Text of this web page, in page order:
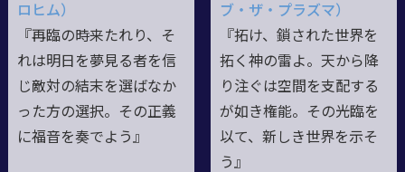
ロヒム）
『再臨の時来たれり、そ
れは明日を夢見る者を信
じ敵対の結末を選ばなか
った方の選択。その正義
に福音を奏でよう』
ブ・ザ・プラズマ）
『拓け、鎖された世界を
拓く神の雷よ。天から降
り注ぐは空間を支配する
が如き権能。その光臨を
以て、新しき世界を示そ
う』